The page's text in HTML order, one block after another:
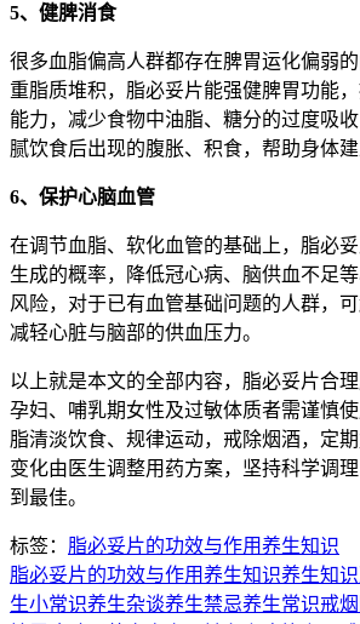
5、健脾消食
很多血脂偏高人群都存在脾胃运化偏弱
重脂质堆积，脂必妥片能强健脾胃功能
能力，减少食物中油脂、糖分的过度吸
腻饮食后出现的腹胀、积食，帮助身体建
6、保护心脑血管
在调节血脂、软化血管的基础上，脂必
生成的概率，降低冠心病、脑供血不足
风险，对于已有血管基础问题的人群，可
减轻心脏与脑部的供血压力。
以上就是本文的全部内容，脂必妥片合
孕妇、哺乳期女性及过敏体质者需谨慎
脂清淡饮食、规律运动，戒除烟酒，定
变化由医生调整用药方案，坚持科学调
到最佳。
标签： 脂必妥片的功效与作用养生知识
脂必妥片的功效与作用养生知识养生知识
生小常识养生杂谈养生禁忌养生常识戒烟